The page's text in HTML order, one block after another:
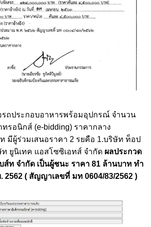
รถประกอบอาหารพร้อมอุปกรณ์ จำนวน
ทรอนิกส์ (e-bidding) ราคากลาง
มีผู้ร่วมเสนอราคา 2 รยคือ 1.บริษัท ท็อป
ท ยูนิเทค แอสโซซิเอทส์ จำกัด ผลประกวด
ส์ท จำกัด เป็นผู้ชนะ ราคา 81 ล้านบาท ทำ
( สัญญาเลขที่ มท 0604/83/2562 )